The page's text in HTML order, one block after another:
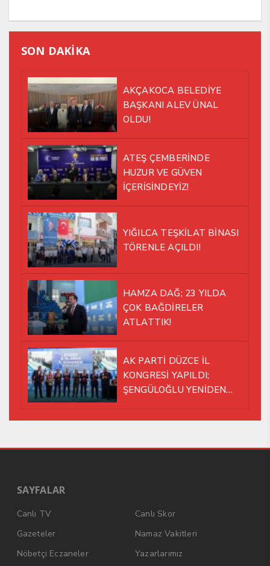
SON DAKİKA
AKÇAKOCA BELEDİYE
BAŞKANI ALEV ÜNAL
OLDU!
ATEŞ ÇEMBERİNDE
HUZUR VE GÜVEN
İÇERİSİNDEYİZ!
YIĞILCA TEŞKİLAT BİNASI
TÖRENLE AÇILDI!
HAMZA DAĞ; 23 YILDA
ÇOK BAĞDİRELER
ATLATTIK!
AK PARTİ DÜZCE İL
KONGRESİ YAPILDI;
ŞENGÜLOĞLU YENİDEN
SAYFALAR
Canlı TV
Canlı Skor
Gazeteler
Namaz Vakitleri
Nöbetçi Eczaneler
Yazarlarımız